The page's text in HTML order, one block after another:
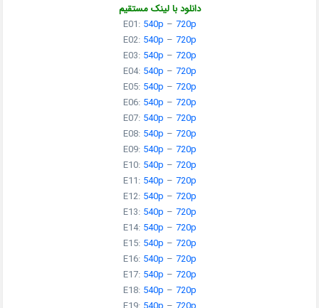
دانلود با لینک مستقیم
E01: 540p – 720p
E02: 540p – 720p
E03: 540p – 720p
E04: 540p – 720p
E05: 540p – 720p
E06: 540p – 720p
E07: 540p – 720p
E08: 540p – 720p
E09: 540p – 720p
E10: 540p – 720p
E11: 540p – 720p
E12: 540p – 720p
E13: 540p – 720p
E14: 540p – 720p
E15: 540p – 720p
E16: 540p – 720p
E17: 540p – 720p
E18: 540p – 720p